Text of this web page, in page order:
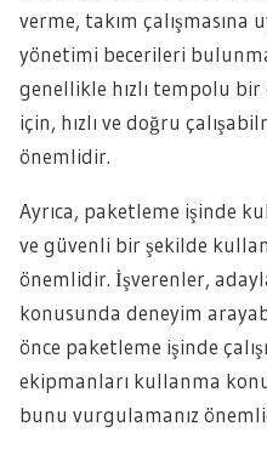
verme, takım çalışmasına
yönetimi becerileri
genellikle hızlı tempolu
için, hızlı ve doğru
önemlidir.
Ayrıca, paketleme işinde
ve güvenli bir şekilde
önemlidir. İşverenler,
konusunda deneyim
önce paketleme işinde
ekipmanları kullanma
bunu vurgulamanız